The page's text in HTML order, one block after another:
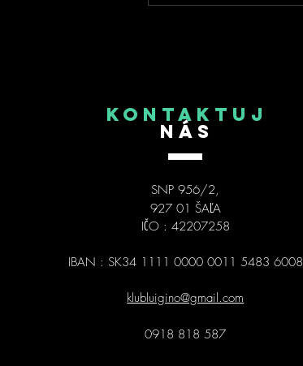
KONTAKTUJ
NÁS
SNP 956/2,
927 01 ŠAĽA
IČO : 42207258
IBAN : SK34 1111 0000 0011 5483 6008
klubluigino@gmail.com
0918 818 587